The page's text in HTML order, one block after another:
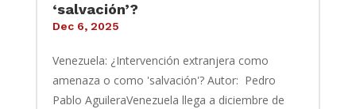
‘salvación’?
Dec 6, 2025
Venezuela: ¿Intervención extranjera como
amenaza o como 'salvación'? Autor: Pedro
Pablo AguileraVenezuela llega a diciembre de